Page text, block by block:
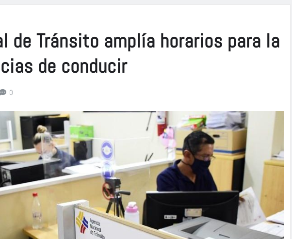
de Tránsito amplía horarios para la
de conducir
0